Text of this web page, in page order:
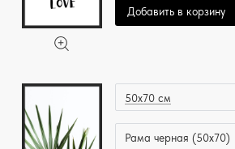
Добавить в корзину
50x70 см
Рама черная (50x70)